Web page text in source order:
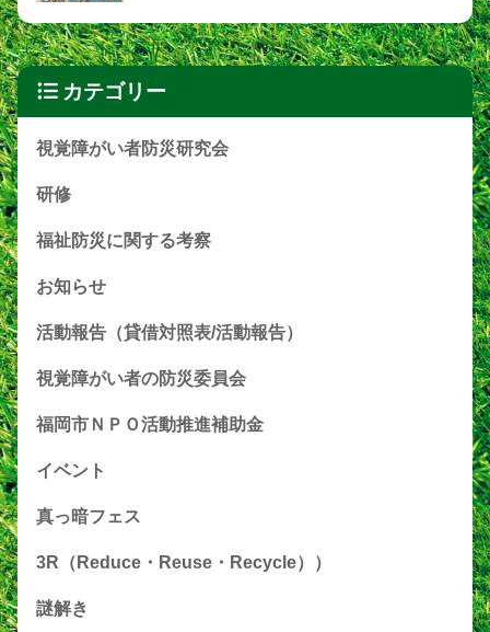
カテゴリー
視覚障がい者防災研究会
研修
福祉防災に関する考察
お知らせ
活動報告（貸借対照表/活動報告）
視覚障がい者の防災委員会
福岡市ＮＰＯ活動推進補助金
イベント
真っ暗フェス
3R（Reduce・Reuse・Recycle））
謎解き